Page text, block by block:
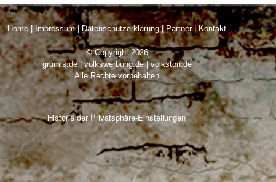
Home| Impressum| Datenschutzerklärung| Partner| Kontakt
© Copyright 2026
grumis.de | volkswerbung.de | volkston.de
Alle Rechte vorbehalten
Historie der Privatsphäre-Einstellungen